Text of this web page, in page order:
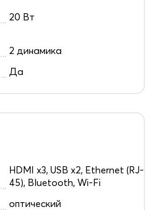
20 Вт
2 динамика
Да
HDMI x3, USB x2, Ethernet (RJ-
45), Bluetooth, Wi-Fi
оптический